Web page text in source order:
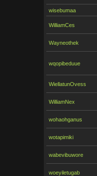
wisebumaa
WilliamCes
Wayneothek
wqopibeduue
WiellatunOvess
WilliamNex
wohaohganus
wotapimiki
wabevibuwore
woeyiletugab